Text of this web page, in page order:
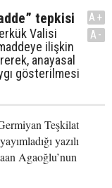
tepkisi
Valisi
ilişkin
anayasal
gösterilmesi
A+
A-
Teşkilat
yazılı
Agaoğlu’nun